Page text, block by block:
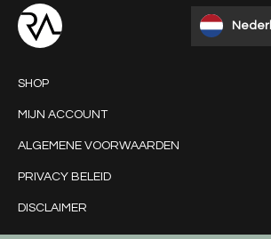
SHOP
MIJN ACCOUNT
ALGEMENE VOORWAARDEN
PRIVACY BELEID
DISCLAIMER